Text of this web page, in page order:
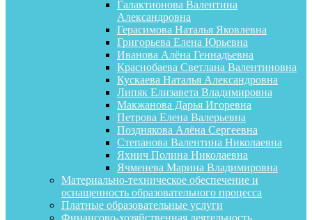
Галактионова Валентина
Александровна
Герасимова Наталья Яковлевна
Григорьева Елена Юрьевна
Иванова Алёна Геннадьевна
Краснобаева Светлана Валентиновна
Кускаева Наталья Александровна
Липяк Елизавета Владимировна
Макжанова Дарья Игоревна
Петрова Елена Валерьевна
Позднякова Алёна Сергеевна
Степанова Валентина Николаевна
Яхнич Полина Николаевна
Ячменева Марина Владимировна
Материально-техническое обеспечение и
оснащенность образовательного процесса
Платные образовательные услуги
Финансово-хозяйственная деятельность